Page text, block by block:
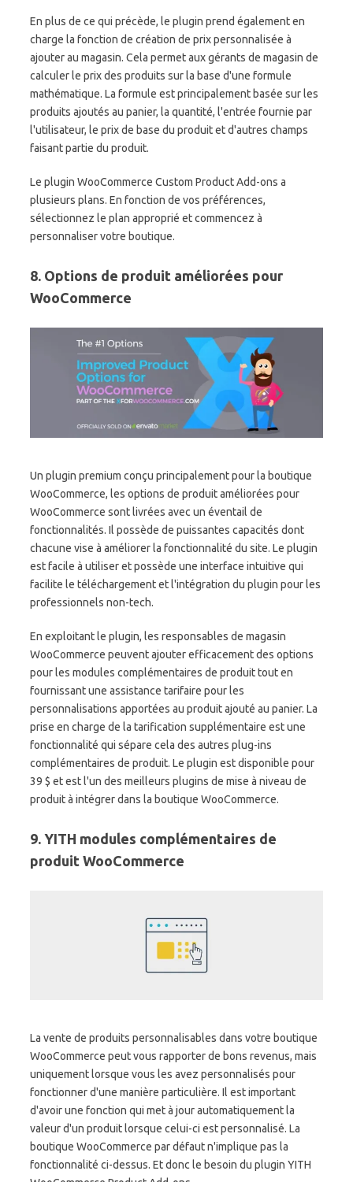
En plus de ce qui précède, le plugin prend également en
charge la fonction de création de prix personnalisée à
ajouter au magasin. Cela permet aux gérants de magasin de
calculer le prix des produits sur la base d'une formule
mathématique. La formule est principalement basée sur les
produits ajoutés au panier, la quantité, l'entrée fournie par
l'utilisateur, le prix de base du produit et d'autres champs
faisant partie du produit.
Le plugin WooCommerce Custom Product Add-ons a
plusieurs plans. En fonction de vos préférences,
sélectionnez le plan approprié et commencez à
personnaliser votre boutique.
8. Options de produit améliorées pour
WooCommerce
Un plugin premium conçu principalement pour la boutique
WooCommerce, les options de produit améliorées pour
WooCommerce sont livrées avec un éventail de
fonctionnalités. Il possède de puissantes capacités dont
chacune vise à améliorer la fonctionnalité du site. Le plugin
est facile à utiliser et possède une interface intuitive qui
facilite le téléchargement et l'intégration du plugin pour les
professionnels non-tech.
En exploitant le plugin, les responsables de magasin
WooCommerce peuvent ajouter efficacement des options
pour les modules complémentaires de produit tout en
fournissant une assistance tarifaire pour les
personnalisations apportées au produit ajouté au panier. La
prise en charge de la tarification supplémentaire est une
fonctionnalité qui sépare cela des autres plug-ins
complémentaires de produit. Le plugin est disponible pour
39 $ et est l'un des meilleurs plugins de mise à niveau de
produit à intégrer dans la boutique WooCommerce.
9. YITH modules complémentaires de
produit WooCommerce
La vente de produits personnalisables dans votre boutique
WooCommerce peut vous rapporter de bons revenus, mais
uniquement lorsque vous les avez personnalisés pour
fonctionner d'une manière particulière. Il est important
d'avoir une fonction qui met à jour automatiquement la
valeur d'un produit lorsque celui-ci est personnalisé. La
boutique WooCommerce par défaut n'implique pas la
fonctionnalité ci-dessus. Et donc le besoin du plugin YITH